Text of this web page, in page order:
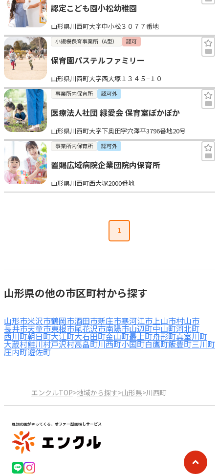
認定こども園小松幼稚園
山形県川西町大字中小松３０７７番地
小規模保育事業所（A型） 認可
保育園パステルファミリー
山形県川西町大字西大塚１３４５−１０
事業所内保育所 認可外
医療法人社団 緑愛会 保育室ぽかぽか
山形県川西町大字下奥田字穴澤平3796番地20号
事業所内保育所 認可外
置賜広域病院企業団院内保育所
山形県川西町西大塚2000番地
1
山形県の他の市区町村から探す
山形市米沢市鶴岡市酒田市新庄市寒河江市上山市村山市
長井市天童市東根市尾花沢市南陽市山辺町中山町河北町
西川町朝日町大江町大石田町金山町最上町舟形町真室川町
大蔵村鮭川村戸沢村高畠町川西町小国町白鷹町飯豊町三川町
庄内町遊佐町
エンクルTOP>地域から探す>山形県>川西町
理想の園がやってくる。オファー型園探しサービス